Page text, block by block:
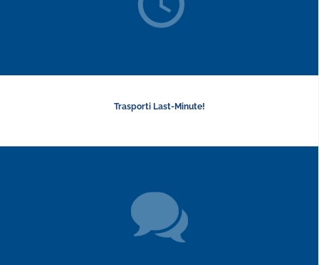
Trasporti Last-Minute!